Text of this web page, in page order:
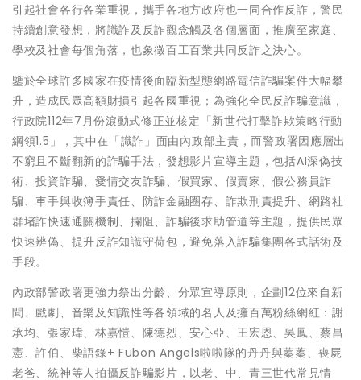
引起社會各行各業重視，攜手各地方政府也一同合作反詐，警民
持續創意發想，將識詐及反詐觀念觸及各個層面，推廣至家庭、
學校及社會每個角落，也象徵百工百業共同反詐之決心。
鑒於全球許多國家在疫情後面臨新型態網路電信詐騙案件大幅攀
升，造成民眾高額財損引起各國重視；為強化全民反詐騙意識，
行政院112年7月份滾動式修正並核定「新世代打擊詐欺策略行動
綱領1.5」，其中在「識詐」面由內政部主責，而警政署因應層出
不窮且不斷翻新的詐騙手法，發想影片宣導主題，包括AI深偽技
術、投資詐騙、愛情交友詐騙、假買家、假賣家、假公務員詐
騙、車手與收簿手責任、防詐金融圈存、詐欺刑責提升、網路社
群堵詐快速通關機制、攔阻、詐騙後求助管道等主題，提供民眾
快速辨偽、提升反詐知識守荷包，避免落入詐騙集團各式話術及
手段。
內政部警政署更強力祭出分齡、分眾宣導原則，企劃12位來自新
聞、戲劇、音樂及知識性等各領域的名人及擁百萬粉絲網紅：謝
承均、張家瑋、林嘉愷、陳德烈、安心亞、王宏恩、吳鳳、蔡昌
憲、許伯、柴語錄+ Fubon Angels啦啦隊的丹丹與蓁蓁、喪屍
老爸、統神等人拍攝反詐騙影片，以老、中、青三世代常見情